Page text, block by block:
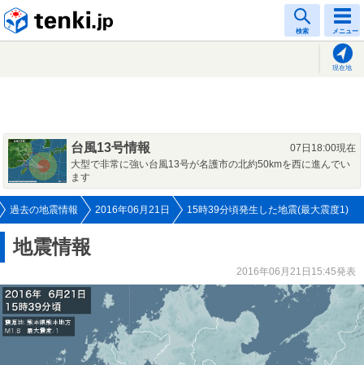
検索 メニュー
現在地
台風13号情報
07日18:00現在
大型で非常に強い台風13号が名護市の北約50kmを西に進んでい
ます
過去の地震情報 2016年06月21日 15時39分頃発生した地震(最大震度1)
地震情報
2016年06月21日15:45発表